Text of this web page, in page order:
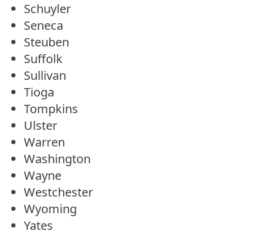
Schuyler
Seneca
Steuben
Suffolk
Sullivan
Tioga
Tompkins
Ulster
Warren
Washington
Wayne
Westchester
Wyoming
Yates